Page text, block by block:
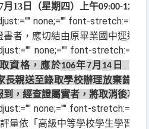
月 13日（星期四） 上午09:00-12
none;="" font-stretch:=""
書者，應切結由原畢業國中逕送錄
none;="" font-
資格，應於106年7月 14 日（星
長親送至錄取學校辦理放棄錄取
到，經查證屬實者，將取消後項
none;="" font-stretch:=""
量依「高級中等學校學生學習評